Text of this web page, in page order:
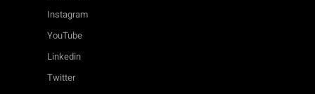
Instagram
YouTube
Linkedin
Twitter